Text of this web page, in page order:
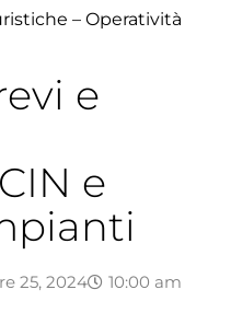
– Operatività
e
e
25, 2024 10:00 am